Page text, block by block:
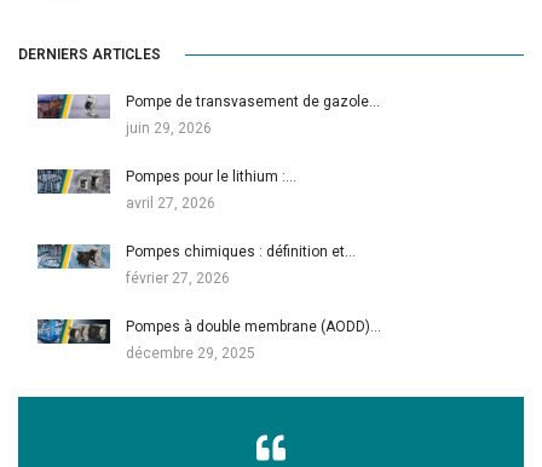
DERNIERS ARTICLES
Pompe de transvasement de gazole…
juin 29, 2026
Pompes pour le lithium :…
avril 27, 2026
Pompes chimiques : définition et…
février 27, 2026
Pompes à double membrane (AODD)…
décembre 29, 2025